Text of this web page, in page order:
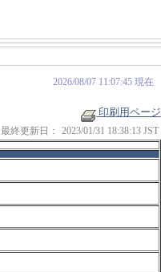
2026/08/07 11:07:45 現在
印刷用ページ
最終更新日： 2023/01/31 18:38:13 JST